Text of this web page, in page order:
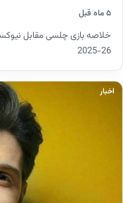
۵ ماه قبل
خلاصه بازی چلسی مقابل
26-2025
اخبار